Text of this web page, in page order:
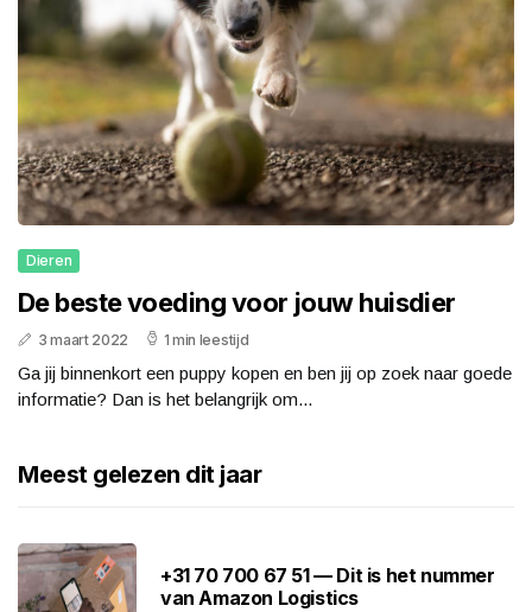
Dieren
De beste voeding voor jouw huisdier
3 maart 2022 1 min leestijd
Ga jij binnenkort een puppy kopen en ben jij op zoek naar goede
informatie? Dan is het belangrijk om...
Meest gelezen dit jaar
+31 70 700 67 51 — Dit is het nummer
van Amazon Logistics